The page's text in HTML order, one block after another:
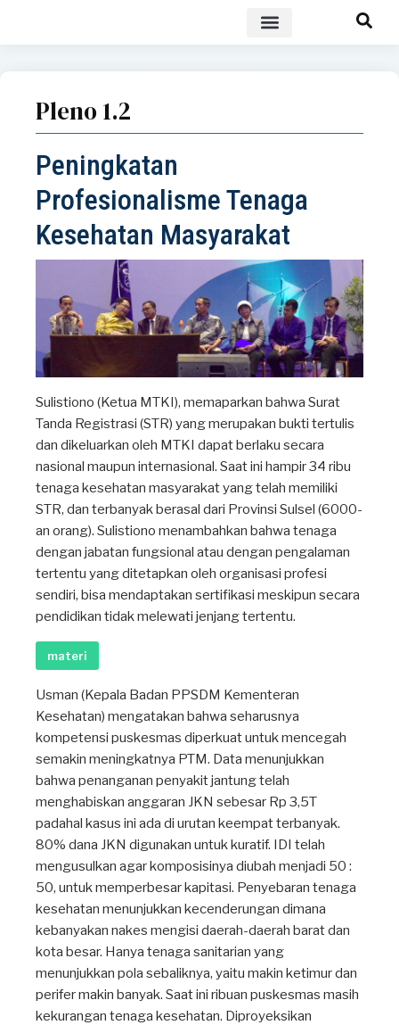
Pleno 1.2
Peningkatan
Profesionalisme Tenaga
Kesehatan Masyarakat
Sulistiono (Ketua MTKI), memaparkan bahwa Surat
Tanda Registrasi (STR) yang merupakan bukti tertulis
dan dikeluarkan oleh MTKI dapat berlaku secara
nasional maupun internasional. Saat ini hampir 34 ribu
tenaga kesehatan masyarakat yang telah memiliki
STR, dan terbanyak berasal dari Provinsi Sulsel (6000-
an orang). Sulistiono menambahkan bahwa tenaga
dengan jabatan fungsional atau dengan pengalaman
tertentu yang ditetapkan oleh organisasi profesi
sendiri, bisa mendaptakan sertifikasi meskipun secara
pendidikan tidak melewati jenjang tertentu.
materi
Usman (Kepala Badan PPSDM Kementeran
Kesehatan) mengatakan bahwa seharusnya
kompetensi puskesmas diperkuat untuk mencegah
semakin meningkatnya PTM. Data menunjukkan
bahwa penanganan penyakit jantung telah
menghabiskan anggaran JKN sebesar Rp 3,5T
padahal kasus ini ada di urutan keempat terbanyak.
80% dana JKN digunakan untuk kuratif. IDI telah
mengusulkan agar komposisinya diubah menjadi 50 :
50, untuk memperbesar kapitasi. Penyebaran tenaga
kesehatan menunjukkan kecenderungan dimana
kebanyakan nakes mengisi daerah-daerah barat dan
kota besar. Hanya tenaga sanitarian yang
menunjukkan pola sebaliknya, yaitu makin ketimur dan
perifer makin banyak. Saat ini ribuan puskesmas masih
kekurangan tenaga kesehatan. Diproyeksikan